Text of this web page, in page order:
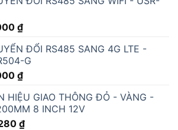
₫
ĐỔI RS485 SANG 4G LTE -
G
₫
HIỆU GIAO THÔNG ĐỎ - VÀNG -
8 INCH 12V
₫